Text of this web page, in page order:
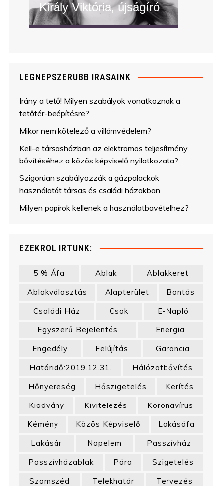
Király Viktória, újságíró
LEGNÉPSZERŰBB ÍRÁSAINK
Irány a tető! Milyen szabályok vonatkoznak a
tetőtér-beépítésre?
Mikor nem kötelező a villámvédelem?
Kell-e társasházban az elektromos teljesítmény
bővítéséhez a közös képviselő nyilatkozata?
Szigorúan szabályozzák a gázpalackok
használatát társas és családi házakban
Milyen papírok kellenek a használatbavételhez?
EZEKRŐL ÍRTUNK:
5 % Áfa Ablak
Ablakkeret
Ablakválasztás
Alapterület
Bontás
Családi Ház
Csok
E-Napló
Egyszerű Bejelentés
Energia
Engedély
Felújítás
Garancia
Határidő:2019.12.31.
Hálózatbővítés
Hőnyereség
Hőszigetelés
Kerítés
Kiadvány
Kivitelezés
Koronavírus
Kémény
Közös Képviselő
Lakásáfa
Lakásár
Napelem
Passzívház
Passzívházablak
Pára
Szigetelés
Szomszéd
Telekhatár
Tervezés